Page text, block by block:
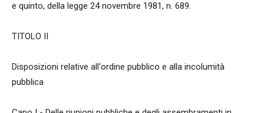
e quinto, della legge 24 novembre 1981, n. 689.
TITOLO II
Disposizioni relative all'ordine pubblico e alla incolumità
pubblica